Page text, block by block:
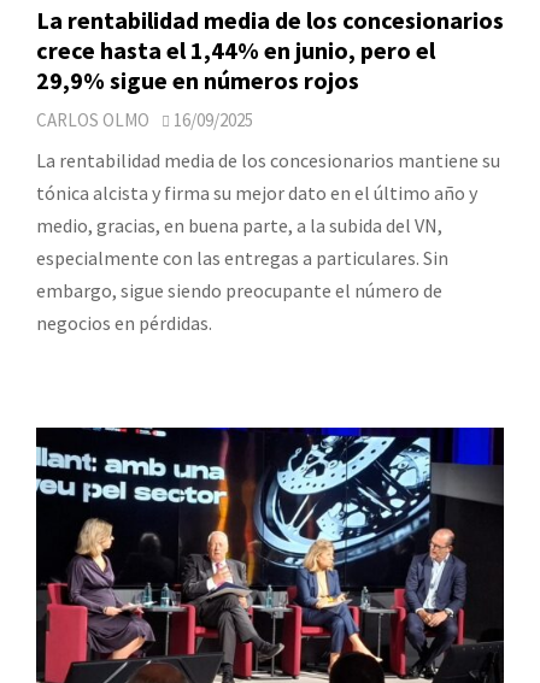
La rentabilidad media de los concesionarios
crece hasta el 1,44% en junio, pero el
29,9% sigue en números rojos
CARLOS OLMO 16/09/2025
La rentabilidad media de los concesionarios mantiene su
tónica alcista y firma su mejor dato en el último año y
medio, gracias, en buena parte, a la subida del VN,
especialmente con las entregas a particulares. Sin
embargo, sigue siendo preocupante el número de
negocios en pérdidas.